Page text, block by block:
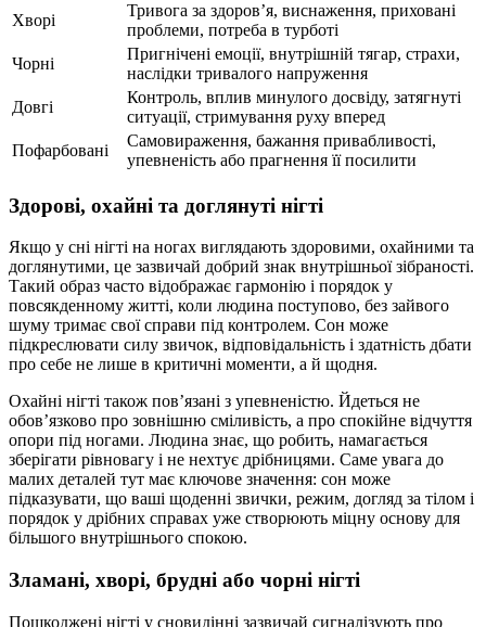
Хворі
Тривога за здоров’я, виснаження, приховані
проблеми, потреба в турботі
Чорні
Пригнічені емоції, внутрішній тягар, страхи,
наслідки тривалого напруження
Довгі
Контроль, вплив минулого досвіду, затягнуті
ситуації, стримування руху вперед
Пофарбовані
Самовираження, бажання привабливості,
упевненість або прагнення її посилити
Здорові, охайні та доглянуті нігті
Якщо у сні нігті на ногах виглядають здоровими, охайними та
доглянутими, це зазвичай добрий знак внутрішньої зібраності.
Такий образ часто відображає гармонію і порядок у
повсякденному житті, коли людина поступово, без зайвого
шуму тримає свої справи під контролем. Сон може
підкреслювати силу звичок, відповідальність і здатність дбати
про себе не лише в критичні моменти, а й щодня.
Охайні нігті також пов’язані з упевненістю. Йдеться не
обов’язково про зовнішню сміливість, а про спокійне відчуття
опори під ногами. Людина знає, що робить, намагається
зберігати рівновагу і не нехтує дрібницями. Саме увага до
малих деталей тут має ключове значення: сон може
підказувати, що ваші щоденні звички, режим, догляд за тілом і
порядок у дрібних справах уже створюють міцну основу для
більшого внутрішнього спокою.
Зламані, хворі, брудні або чорні нігті
Пошкоджені нігті у сновидінні зазвичай сигналізують про